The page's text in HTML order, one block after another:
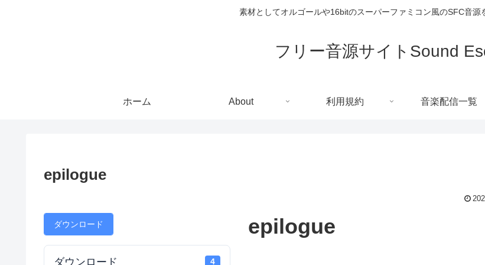
素材としてオルゴールや16bitのスーパーファミコン風のSFC音源
フリー音源サイトSound
ホーム About 利用規約 音楽配信一覧
epilogue
ダウンロード
ダウンロード 4
epilogue